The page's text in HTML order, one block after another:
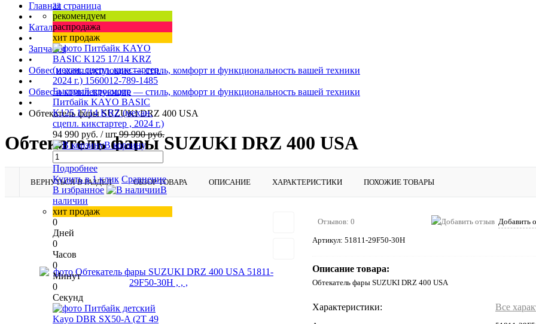
33
рекомендуем
распродажа
хит продаж
Быстрый просмотр
Питбайк KAYO BASIC
K125 17/14 KRZ (механ.
сцепл. кикстартер , 2024 г.)
94 990 руб. / шт 99 990 руб.
В корзину
Подробнее
Купить в 1 клик Сравнение
В избранное
В
наличии
хит продаж
0
Дней
0
Часов
0
Минут
0
Секунд
Главная страница
•
Каталог товаров
•
Запчасти
•
Обвес и комплектующие — стиль, комфорт и функциональность вашей техники
•
Обвес и комплектующие — стиль, комфорт и функциональность вашей техники
•
Обтекатель фары SUZUKI DRZ 400 USA
Обтекатель фары SUZUKI DRZ 400 USA
ВЕРНУТЬСЯ В РАЗДЕЛ ОБЗОР ТОВАРА ОПИСАНИЕ ХАРАКТЕРИСТИКИ ПОХОЖИЕ ТОВАРЫ
Отзывов: 0 Добавить
Артикул: 51811-29F50-30H
Описание товара:
Обтекатель фары SUZUKI DRZ 400 USA
Характеристики: Все